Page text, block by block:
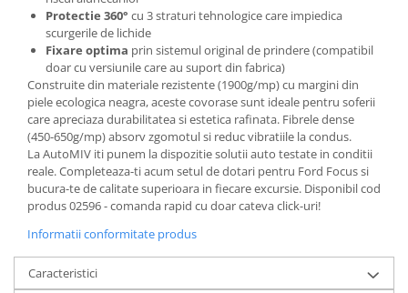
Protectie 360° cu 3 straturi tehnologice care impiedica
scurgerile de lichide
Fixare optima prin sistemul original de prindere (compatibil
doar cu versiunile care au suport din fabrica)
Construite din materiale rezistente (1900g/mp) cu margini din
piele ecologica neagra, aceste covorase sunt ideale pentru soferii
care apreciaza durabilitatea si estetica rafinata. Fibrele dense
(450-650g/mp) absorv zgomotul si reduc vibratiile la condus.
La AutoMIV iti punem la dispozitie solutii auto testate in conditii
reale. Completeaza-ti acum setul de dotari pentru Ford Focus si
bucura-te de calitate superioara in fiecare excursie. Disponibil cod
produs 02596 - comanda rapid cu doar cateva click-uri!
Informatii conformitate produs
Caracteristici